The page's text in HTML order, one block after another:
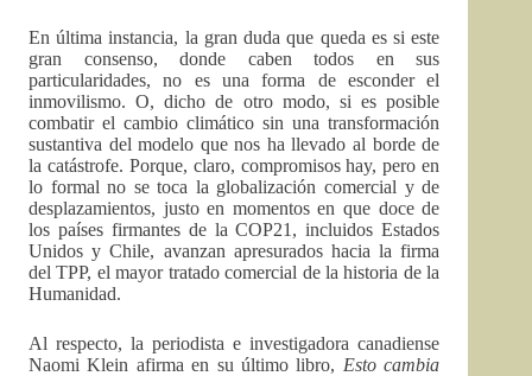
En última instancia, la gran duda que queda es si este
gran consenso, donde caben todos en sus
particularidades, no es una forma de esconder el
inmovilismo. O, dicho de otro modo, si es posible
combatir el cambio climático sin una transformación
sustantiva del modelo que nos ha llevado al borde de
la catástrofe. Porque, claro, compromisos hay, pero en
lo formal no se toca la globalización comercial y de
desplazamientos, justo en momentos en que doce de
los países firmantes de la COP21, incluidos Estados
Unidos y Chile, avanzan apresurados hacia la firma
del TPP, el mayor tratado comercial de la historia de la
Humanidad.
Al respecto, la periodista e investigadora canadiense
Naomi Klein afirma en su último libro, Esto cambia